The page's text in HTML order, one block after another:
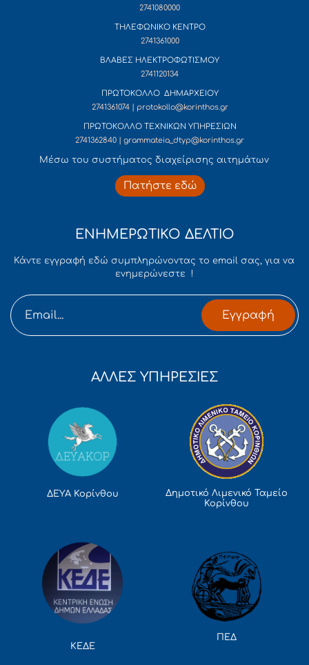
2741080000
ΤΗΛΕΦΩΝΙΚΟ ΚΕΝΤΡΟ
2741361000
ΒΛΑΒΕΣ ΗΛΕΚΤΡΟΦΩΤΙΣΜΟΥ
2741120134
ΠΡΩΤΟΚΟΛΛΟ ΔΗΜΑΡΧΕΙΟΥ
2741361074 | protokollo@korinthos.gr
ΠΡΩΤΟΚΟΛΛΟ ΤΕΧΝΙΚΩΝ ΥΠΗΡΕΣΙΩΝ
2741362840 | grammateia_dtyp@korinthos.gr
Mέσω του συστήματος διαχείρισης αιτημάτων
Πατήστε εδώ
ΕΝΗΜΕΡΩΤΙΚΟ ΔΕΛΤΙΟ
Κάντε εγγραφή εδώ συμπληρώνοντας το email σας, για να
ενημερώνεστε !
Εγγραφή
ΑΛΛΕΣ ΥΠΗΡΕΣΙΕΣ
ΔΕΥΑ Κορίνθου
Δημοτικό Λιμενικό Ταμείο
Κορίνθου
ΚΕΔΕ
ΠΕΔ